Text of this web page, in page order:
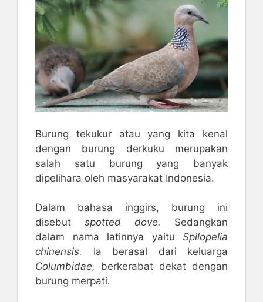
Burung tekukur atau yang kita kenal
dengan burung derkuku merupakan
salah satu burung yang banyak
dipelihara oleh masyarakat Indonesia.
Dalam bahasa inggirs, burung ini
disebut spotted dove. Sedangkan
dalam nama latinnya yaitu Spilopelia
chinensis. Ia berasal dari keluarga
Columbidae, berkerabat dekat dengan
burung merpati.